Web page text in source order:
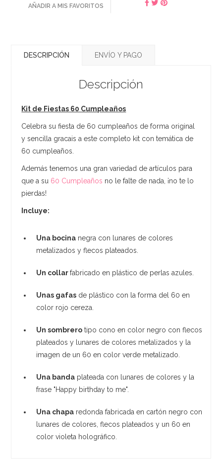
AÑADIR A MIS FAVORITOS
DESCRIPCIÓN ENVÍO Y PAGO
Descripción
Kit de Fiestas 60 Cumpleaños
Celebra su fiesta de 60 cumpleaños de forma original
y sencilla gracais a este completo kit con temática de
60 cumpleaños.
Además tenemos una gran variedad de artículos para
que a su 60 Cumpleaños no le falte de nada, ¡no te lo
pierdas!
Incluye:
Una bocina negra con lunares de colores
metalizados y flecos plateados.
Un collarfabricado en plástico de perlas azules.
Unas gafas de plástico con la forma del 60 en
color rojo cereza.
Un sombrero tipo cono en color negro con flecos
plateados y lunares de colores metalizados y la
imagen de un 60 en color verde metalizado.
Una banda plateada con lunares de colores y la
frase "Happy birthday to me".
Una chapa redonda fabricada en cartón negro con
lunares de colores, flecos plateados y un 60 en
color violeta holográfico.